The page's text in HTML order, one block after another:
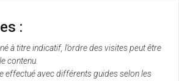
:
à titre indicatif, l’ordre des visites peut être
contenu.
effectué avec différents guides selon les